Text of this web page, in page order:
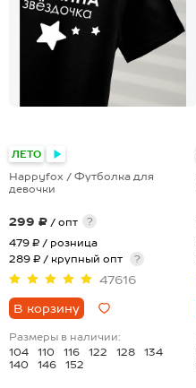
ЛЕТО
Happyfox / Футболка для
девочки
299 ₽ / опт
?
479 ₽ / розница
289 ₽ / крупный опт
?
47616
В корзину
Размеры в наличии:
104
110 116 122 128
134
140
146 152